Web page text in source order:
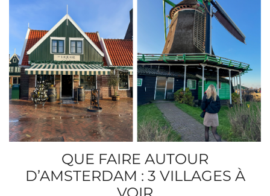
QUE FAIRE AUTOUR
D’AMSTERDAM : 3 VILLAGES À